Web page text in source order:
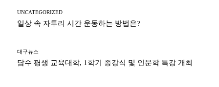
UNCATEGORIZED
일상 속 자투리 시간 운동하는 방법은?
대구뉴스
담수 평생 교육대학, 1학기 종강식 및 인문학 특강 개최